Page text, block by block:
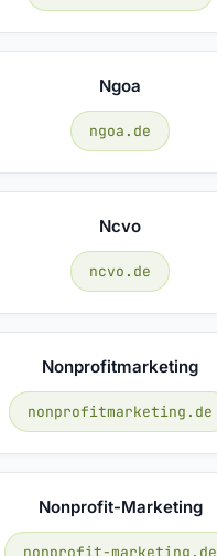
Ngoa
ngoa.de
Ncvo
ncvo.de
Nonprofitmarketing
nonprofitmarketing.de
Nonprofit-Marketing
nonprofit-marketing.de